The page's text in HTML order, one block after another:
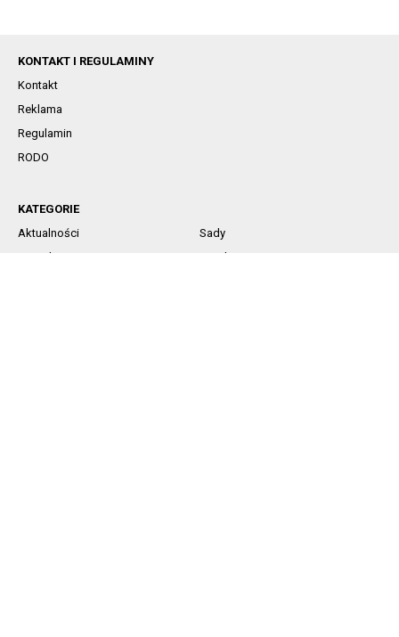
KONTAKT I REGULAMINY
Kontakt
Reklama
Regulamin
RODO
KATEGORIE
Aktualności
Sady
Jagodowe
Rynek